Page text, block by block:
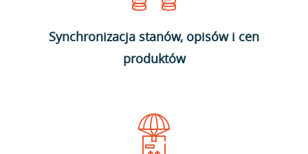
Synchronizacja stanów, opisów i cen
produktów